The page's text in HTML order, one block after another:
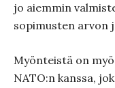
jo aiemmin
sopimusten arvon
Myönteistä on
NATO:n kanssa,